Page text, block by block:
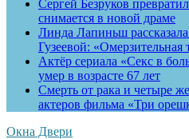
Сергей Безруков
снимается в новой драме
Линда Лапиньш
Гузеевой: «Омерзительная
Актёр сериала «Секс в
умер в возрасте 67 лет
Смерть от рака и четыре
актеров фильма «Три
Окна Двери